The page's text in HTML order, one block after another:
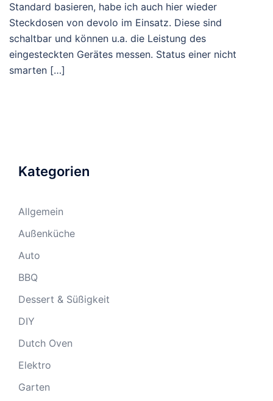
Standard basieren, habe ich auch hier wieder
Steckdosen von devolo im Einsatz. Diese sind
schaltbar und können u.a. die Leistung des
eingesteckten Gerätes messen. Status einer nicht
smarten […]
Kategorien
Allgemein
Außenküche
Auto
BBQ
Dessert & Süßigkeit
DIY
Dutch Oven
Elektro
Garten